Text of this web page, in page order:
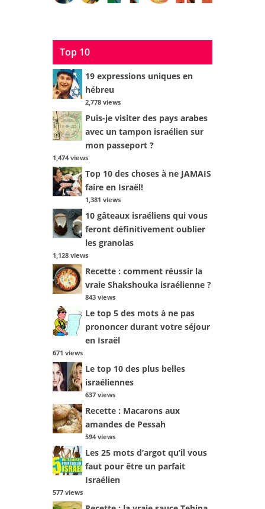
Top 10
19 expressions uniques en
hébreu
2,778 views
Puis-je visiter des pays arabes
avec un tampon israélien sur
mon passeport ?
1,474 views
Top 10 des choses à ne JAMAIS
faire en Israël!
1,381 views
10 gâteaux israéliens qui vous
feront définitivement oublier
les granolas
1,128 views
Recette : comment réussir la
vraie Shakshouka israélienne ?
843 views
Le top 5 des mots à ne pas
prononcer durant votre séjour
en Israël
671 views
Le top 10 des plus belles
israéliennes
637 views
Recette : Macarons aux
amandes de Pessah
594 views
Les 25 mots d’argot qu’il vous
faut pour être un parfait
Israélien
577 views